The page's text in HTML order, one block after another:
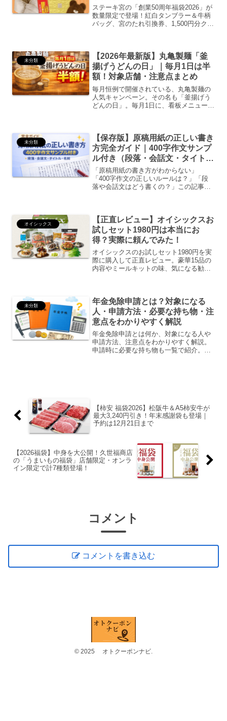
🎁
ステーキ宮の「創業50周年福袋2026」が
数量限定で登場！紅白タンブラー＆牛柄
バッグ、宮のたれ引換券、1,500円分クー
未分類
【2026年最新版】丸亀製麺「釜
揚げうどんの日」｜毎月1日は半
額！対象店舗・注意点まとめ
毎月恒例で開催されている、丸亀製麺の
人気キャンペーン。その名も「釜揚げう
どんの日」。毎月1日に、看板メニューの
は？✔ 毎月1日限...
未分類
【保存版】原稿用紙の正しい書き
方完全ガイド｜400字作文サンプ
ル付き（段落・会話文・タイト
ル・名前の書き方まで解説）
「原稿用紙の書き方がわからない」
「400字作文の正しいルールは？」「段
落や会話文はどう書くの？」この記事で
実際のイメージもわかりま...
オイシックス
【正直レビュー】オイシックスお
試しセット1980円は本当にお
得？実際に頼んでみた！
オイシックスのお試しセット1980円を実
際に購入して正直レビュー。豪華15品の
内容やミールキットの味、気になる勧
未分類
年金免除申請とは？対象になる
人・申請方法・必要な持ち物・注
意点をわかりやすく解説
年金免除申請とは何か、対象になる人や
申請方法、注意点をわかりやすく解説。
申請時に必要な持ち物も一覧で紹介。知
【柿安 福袋2026】松阪牛＆A5柿安牛が
最大3,240円引き！年末感謝袋も登場｜
予約は12月21日まで
【2026福袋】中身を大公開！久世福商店
の「うまいもの福袋」店舗限定・オンラ
イン限定で計7種類登場！
コメント
コメントを書き込む
© 2025 オトクーポンナビ.